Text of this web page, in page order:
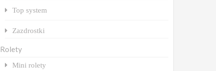
Top system
Zazdrostki
Rolety
Mini rolety